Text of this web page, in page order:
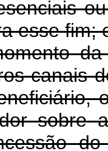
esse fim;
da
canais
sobre